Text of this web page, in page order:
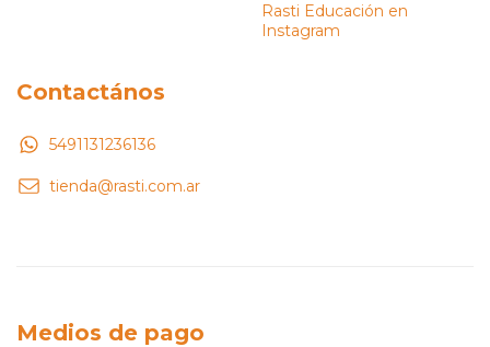
Rasti Educación en
Instagram
Contactános
5491131236136
tienda@rasti.com.ar
Medios de pago